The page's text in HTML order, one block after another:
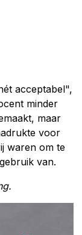
acceptabel",
minder
maar
voor
waren om te
van.